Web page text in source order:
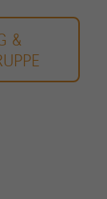
&